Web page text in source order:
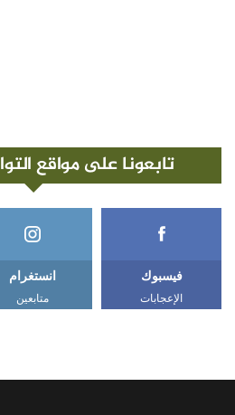
تابعونا على مواقع
فيسبوك
الإعجابات
انستغرام
متابعين